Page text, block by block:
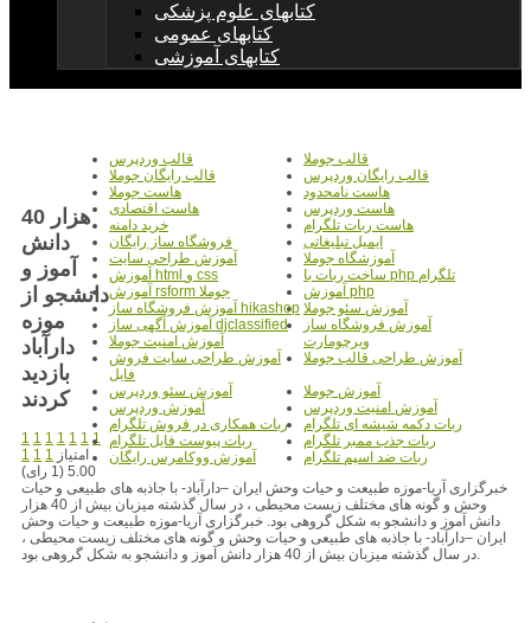
کتابهای علوم پزشکی
کتابهای عمومی
کتابهای آموزشی
قالب جوملا
قالب وردپرس
قالب رایگان وردپرس
قالب رایگان جوملا
هاست نامحدود
هاست جوملا
هاست وردپرس
هاست اقتصادی
هاست ربات تلگرام
خرید دامنه
ایمیل تبلیغاتی
فروشگاه ساز رایگان
آموزشگاه جوملا
آموزش طراحی سایت
ساخت ربات با php تلگرام
آموزش html و css
آموزش php
آموزش rsform جوملا
آموزش سئو جوملا آموزش فروشگاه ساز hikashop
آموزش فروشگاه ساز
ویرچومارت
آموزش آگهی ساز djclassified
آموزش امنیت جوملا
آموزش طراحی قالب جوملا
آموزش طراحی سایت فروش
فایل
آموزش جوملا
آموزش سئو وردپرس
آموزش امنیت وردپرس
آموزش وردپرس
ربات دکمه شیشه ای تلگرام
ربات همکاری در فروش تلگرام
ربات جذب ممبر تلگرام
ربات پیوست فایل تلگرام
ربات ضد اسپم تلگرام
آموزش ووکامرس رایگان
40 هزار
دانش
آموز و
دانشجو از
موزه
دارآباد
بازديد
کردند
1 1 1 1 1 1 1
1 1 1 امتیاز
5.00 (1 رای)
خبرگزاری آریا-موزه طبیعت و حیات وحش ایران –دارآباد- با جاذبه های طبیعی و حیات
وحش و گونه های مختلف زیست محیطی ، در سال گذشته میزبان بیش از 40 هزار
دانش آموز و دانشجو به شکل گروهی بود. خبرگزاری آریا-موزه طبیعت و حیات وحش
ایران –دارآباد- با جاذبه های طبیعی و حیات وحش و گونه های مختلف زیست محیطی ،
در سال گذشته میزبان بیش از 40 هزار دانش آموز و دانشجو به شکل گروهی بود.